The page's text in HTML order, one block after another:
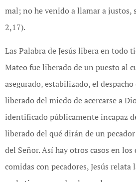
mal; no he venido a llamar a justos,
2,17).
Las Palabra de Jesús libera en todo
Mateo fue liberado de un puesto al
asegurado, estabilizado, el
liberado del miedo de acercarse a
identificado públicamente incapaz
liberado del qué dirán de un
del Señor. Así hay otros casos en
comidas con pecadores, Jesús